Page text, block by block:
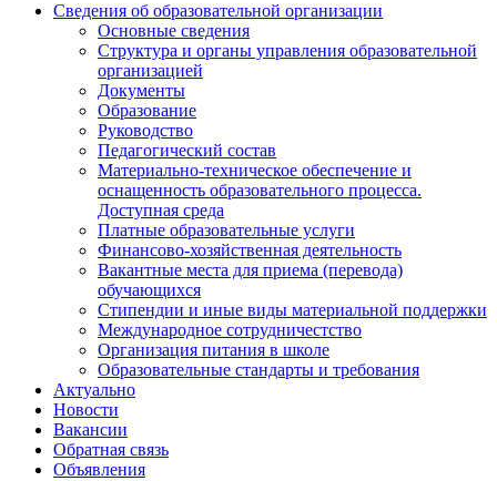
Сведения об образовательной организации
Основные сведения
Структура и органы управления образовательной
организацией
Документы
Образование
Руководство
Педагогический состав
Материально-техническое обеспечение и
оснащенность образовательного процесса.
Доступная среда
Платные образовательные услуги
Финансово-хозяйственная деятельность
Вакантные места для приема (перевода)
обучающихся
Стипендии и иные виды материальной поддержки
Международное сотрудничестство
Организация питания в школе
Образовательные стандарты и требования
Актуально
Новости
Вакансии
Обратная связь
Объявления